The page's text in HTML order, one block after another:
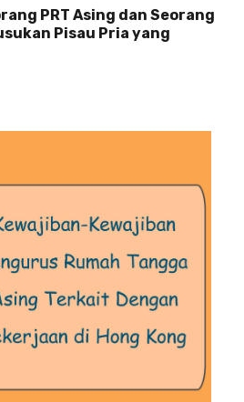
PRT Asing dan Seorang
Pisau Pria yang